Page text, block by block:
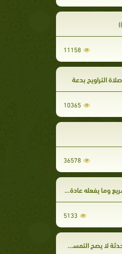
11158
التراويح بدعة
10365
36578
يفعله عادة وجبلّة
5133
يصح التمسك بها